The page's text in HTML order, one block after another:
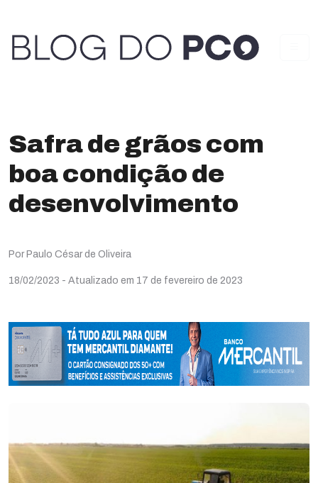
Safra de grãos com
boa condição de
desenvolvimento
Por Paulo César de Oliveira
18/02/2023 - Atualizado em 17 de fevereiro de 2023